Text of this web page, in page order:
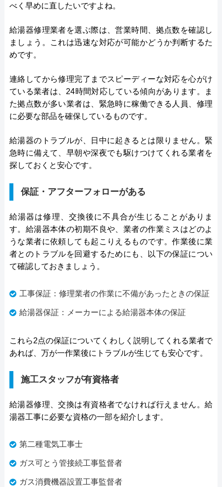
べく早めに直したいですよね。
給湯器修理業者を選ぶ際は、営業時間、拠点数を確認し
ましょう。これは迅速な対応が可能かどうか判断するた
めです。
連絡してから修理完了までスピーディーな対応を心がけ
ている業者は、24時間対応している傾向があります。ま
た拠点数が多い業者は、緊急時に稼働できる人員、修理
に必要な部品を確保しているものです。
給湯器のトラブルが、日中に起きるとは限りません。緊
急時に備えて、早朝や深夜でも駆けつけてくれる業者を
探しておくと安心です。
保証・アフターフォローがある
給湯器は修理、交換後に不具合が生じることがありま
す。給湯器本体の初期不良や、業者の作業ミスはどのよ
うな業者に依頼しても起こりえるものです。作業後に業
者とのトラブルを回避するためにも、以下の保証につい
て確認しておきましょう。
工事保証：修理業者の作業に不備があったときの保証
給湯器保証：メーカーによる給湯器本体の保証
これら2点の保証についてくわしく説明してくれる業者で
あれば、万が一作業後にトラブルが生じても安心です。
施工スタッフが有資格者
給湯器修理、交換は有資格者でなければ行えません。給
湯器工事に必要な資格の一部を紹介します。
第二種電気工事士
ガス可とう管接続工事監督者
ガス消費機器設置工事監督者